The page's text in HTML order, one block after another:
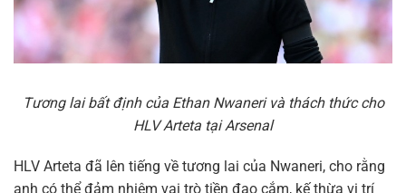
Tương lai bất định của Ethan Nwaneri và thách thức cho
HLV Arteta tại Arsenal
HLV Arteta đã lên tiếng về tương lai của Nwaneri, cho rằng
anh có thể đảm nhiệm vai trò tiền đạo cắm, kế thừa vị trí